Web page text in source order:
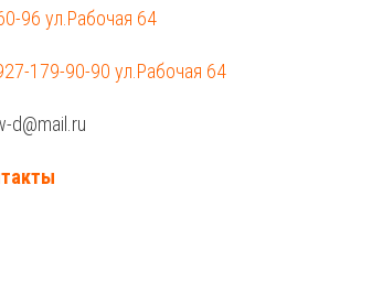
96 ул.Рабочая 64
179-90-90 ул.Рабочая 64
d@mail.ru